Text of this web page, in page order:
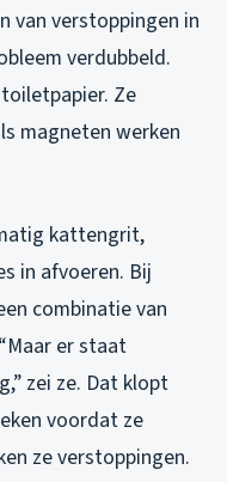
van verstoppingen in
verdubbeld.
Ze
magneten werken
kattengrit,
in afvoeren. Bij
combinatie van
er staat
zei ze. Dat klopt
voordat ze
ze verstoppingen.